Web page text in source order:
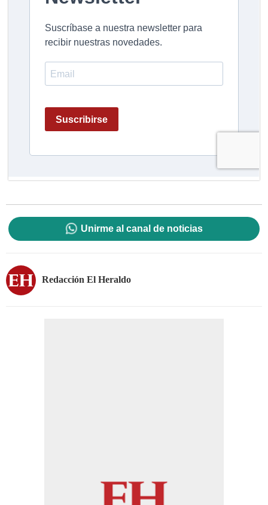
Unirme al canal de noticias
Redacción El Heraldo